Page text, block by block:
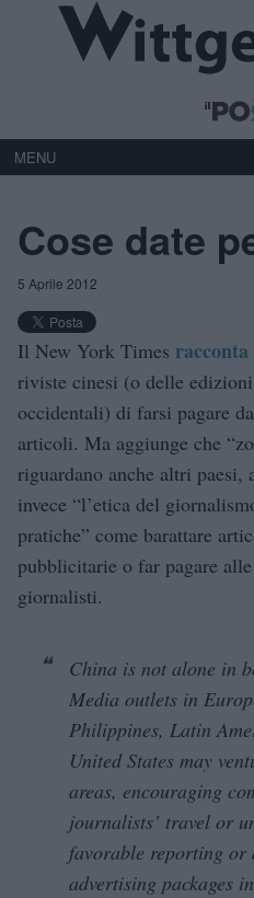
MENU
Cose date
5 Aprile 2012
Il New York Times racconta
riviste cinesi (o delle
occidentali) di farsi pagare
articoli. Ma aggiunge che
riguardano anche altri paesi,
invece “l’etica del
pratiche” come barattare
pubblicitarie o far pagare
giornalisti.
China is not alone in
Media outlets in
Philippines, Latin
United States may
areas, encouraging
journalists’ travel or
favorable reporting or
advertising packages